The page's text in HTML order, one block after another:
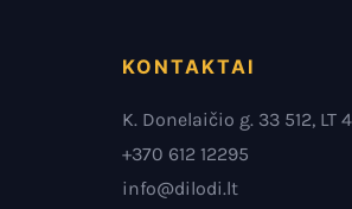
KONTAKTAI
K. Donelaičio g. 33 512, LT
+370 612 12295
info@dilodi.lt